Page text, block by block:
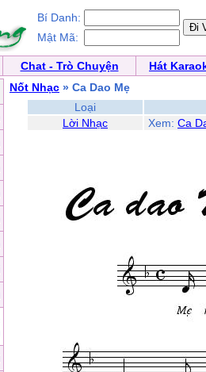
Bí Danh:
Mật Mã:
Chat - Trò Chuyện
Hát
Nốt Nhạc » Ca Dao Mẹ
Loại
Lời Nhạc
Xem: Ca